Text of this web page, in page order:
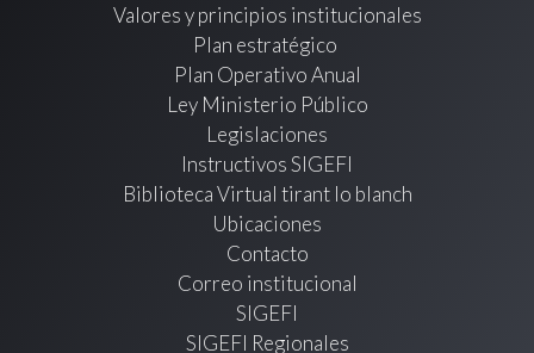
Valores y principios institucionales
Plan estratégico
Plan Operativo Anual
Ley Ministerio Público
Legislaciones
Instructivos SIGEFI
Biblioteca Virtual tirant lo blanch
Ubicaciones
Contacto
Correo institucional
SIGEFI
SIGEFI Regionales